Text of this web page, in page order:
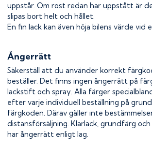
uppstår. Om rost redan har uppstått är
slipas bort helt och hållet.
En fin lack kan även höja bilens värde vid
Ångerrätt
Säkerställ att du använder korrekt
beställer. Det finns ingen ångerrätt på
lackstift och spray. Alla färger
efter varje individuell beställning på
färgkoden. Därav gäller inte
distansförsäljning. Klarlack, grundfärg
har ångerrätt enligt lag.